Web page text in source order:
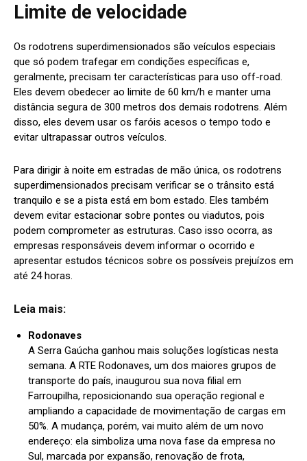
Limite de velocidade
Os rodotrens superdimensionados são veículos especiais
que só podem trafegar em condições específicas e,
geralmente, precisam ter características para uso off-road.
Eles devem obedecer ao limite de 60 km/h e manter uma
distância segura de 300 metros dos demais rodotrens. Além
disso, eles devem usar os faróis acesos o tempo todo e
evitar ultrapassar outros veículos.
Para dirigir à noite em estradas de mão única, os rodotrens
superdimensionados precisam verificar se o trânsito está
tranquilo e se a pista está em bom estado. Eles também
devem evitar estacionar sobre pontes ou viadutos, pois
podem comprometer as estruturas. Caso isso ocorra, as
empresas responsáveis devem informar o ocorrido e
apresentar estudos técnicos sobre os possíveis prejuízos em
até 24 horas.
Leia mais:
Rodonaves
A Serra Gaúcha ganhou mais soluções logísticas nesta
semana. A RTE Rodonaves, um dos maiores grupos de
transporte do país, inaugurou sua nova filial em
Farroupilha, reposicionando sua operação regional e
ampliando a capacidade de movimentação de cargas em
50%. A mudança, porém, vai muito além de um novo
endereço: ela simboliza uma nova fase da empresa no
Sul, marcada por expansão, renovação de frota,